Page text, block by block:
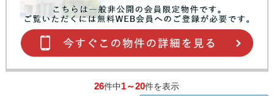
26件中1～20件を表示